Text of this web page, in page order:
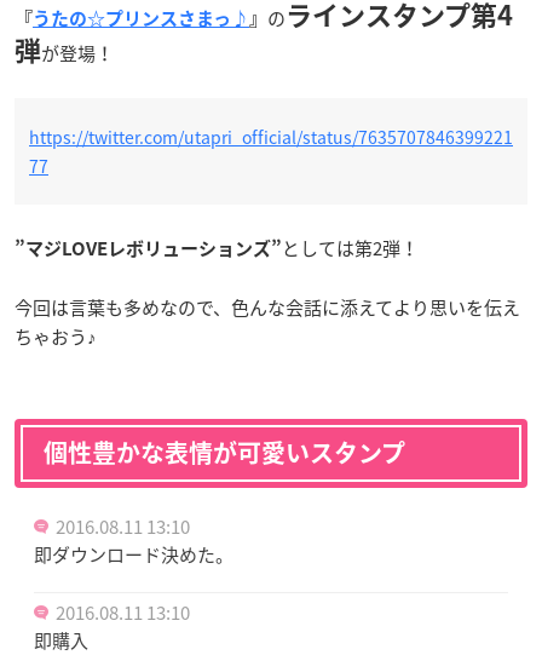
『うたの☆プリンスさまっ♪ 』 のラインスタンプ第4
弾が登場！
https://twitter.com/utapri_official/status/7635707846399221
77
”マジLOVEレボリューションズ” としては第2弾！
今回は言葉も多めなので、色んな会話に添えてより思いを伝え
ちゃおう♪
個性豊かな表情が可愛いスタンプ
2016.08.11 13:10
即ダウンロード決めた。
2016.08.11 13:10
即購入